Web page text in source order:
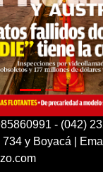
- (042)
y Boyacá |